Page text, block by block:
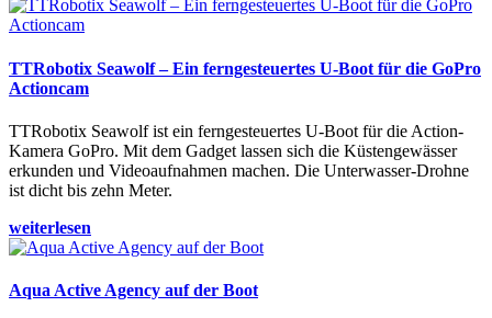
TTRobotix Seawolf – Ein ferngesteuertes U-Boot für die GoPro
Actioncam
TTRobotix Seawolf ist ein ferngesteuertes U-Boot für die Action-
Kamera GoPro. Mit dem Gadget lassen sich die Küstengewässer
erkunden und Videoaufnahmen machen. Die Unterwasser-Drohne
ist dicht bis zehn Meter.
weiterlesen
Aqua Active Agency auf der Boot